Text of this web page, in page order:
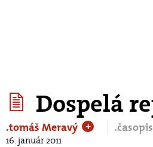
Dospelá
.tomáš Meravý + .časopis
16. január 2011